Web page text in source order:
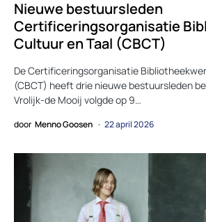
Nieuwe bestuursleden
Certificeringsorganisatie
Cultuur en Taal (CBCT)
De Certificeringsorganisatie
(CBCT) heeft drie nieuwe bestuursleden
Vrolijk-de Mooij volgde op 9…
door Menno Goosen 22 april 2026